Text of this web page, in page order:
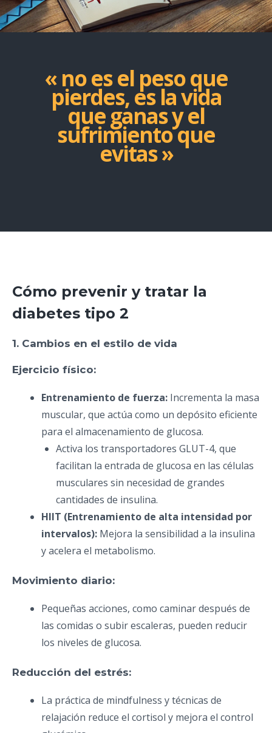
« no es el peso que
pierdes, es la vida
que ganas y el
sufrimiento que
evitas »
Cómo prevenir y tratar la
diabetes tipo 2
1. Cambios en el estilo de vida
Ejercicio físico:
Entrenamiento de fuerza: Incrementa la masa
muscular, que actúa como un depósito eficiente
para el almacenamiento de glucosa.
Activa los transportadores GLUT-4, que
facilitan la entrada de glucosa en las células
musculares sin necesidad de grandes
cantidades de insulina.
HIIT (Entrenamiento de alta intensidad por
intervalos): Mejora la sensibilidad a la insulina
y acelera el metabolismo.
Movimiento diario:
Pequeñas acciones, como caminar después de
las comidas o subir escaleras, pueden reducir
los niveles de glucosa.
Reducción del estrés:
La práctica de mindfulness y técnicas de
relajación reduce el cortisol y mejora el control